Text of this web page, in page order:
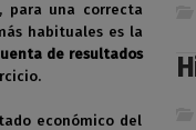
para una correcta
habituales es la
de resultados
económico del